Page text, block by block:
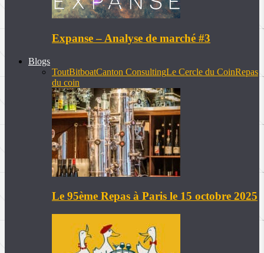
Expanse – Analyse de marché #3
Blogs
ToutBitboatCanton ConsultingLe Cercle du CoinRepas
du coin
Le 95ème Repas à Paris le 15 octobre 2025